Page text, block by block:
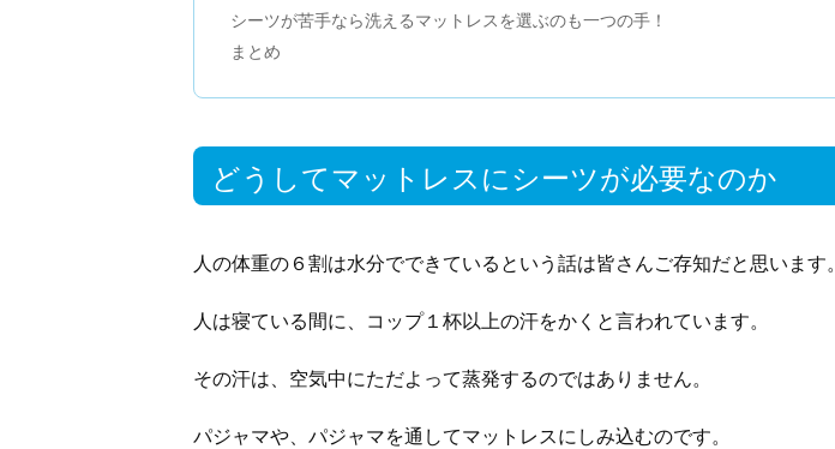
シーツが苦手なら洗えるマットレスを選ぶのも一つの手！
まとめ
どうしてマットレスにシーツが必要なのか
人の体重の６割は水分でできているという話は皆さんご存知だと思います。
人は寝ている間に、コップ１杯以上の汗をかくと言われています。
その汗は、空気中にただよって蒸発するのではありません。
パジャマや、パジャマを通してマットレスにしみ込むのです。